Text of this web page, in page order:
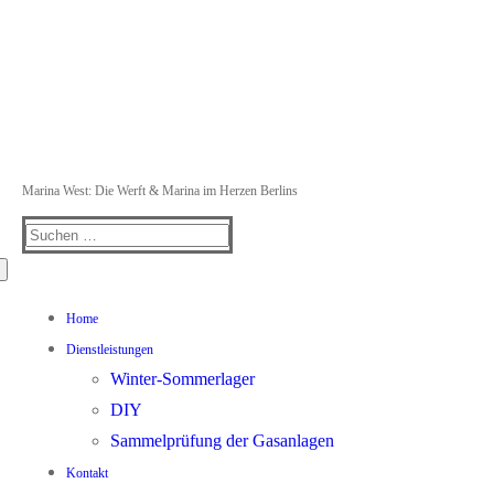
Marina West: Die Werft & Marina im Herzen Berlins
Suchen
Home
Dienstleistungen
Winter-Sommerlager
DIY
Sammelprüfung der Gasanlagen
Kontakt